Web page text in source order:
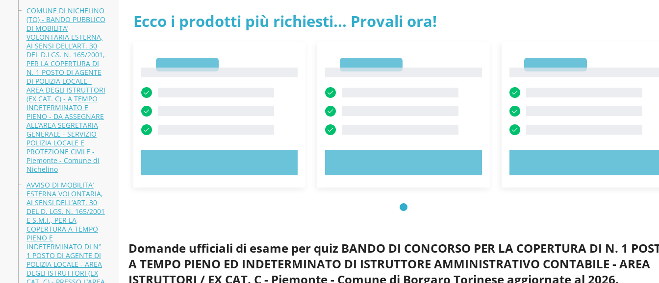
COMUNE DI NICHELINO
(TO) - BANDO PUBBLICO
DI MOBILITA’
VOLONTARIA ESTERNA,
AI SENSI DELL’ART. 30
DEL D.LGS. N. 165/2001,
PER LA COPERTURA DI
N. 1 POSTO DI AGENTE
DI POLIZIA LOCALE -
AREA DEGLI ISTRUTTORI
(EX CAT. C) - A TEMPO
INDETERMINATO E
PIENO - DA ASSEGNARE
ALL’AREA SEGRETARIA
GENERALE - SERVIZIO
POLIZIA LOCALE E
PROTEZIONE CIVILE -
Piemonte - Comune di
Nichelino
AVVISO DI MOBILITA’
ESTERNA VOLONTARIA,
AI SENSI DELL’ART. 30
DEL D. LGS. N. 165/2001
E S.M.I., PER LA
COPERTURA A TEMPO
PIENO E
INDETERMINATO DI N°
1 POSTO DI AGENTE DI
POLIZIA LOCALE - AREA
DEGLI ISTRUTTORI (EX
Ecco i prodotti più richiesti... Provali ora!
Domande ufficiali di esame per quiz BANDO DI CONCORSO PER LA COPERTURA DI N. 1
A TEMPO PIENO ED INDETERMINATO DI ISTRUTTORE AMMINISTRATIVO CONTABILE - AREA
ISTRUTTORI / EX CAT. C - Piemonte - Comune di Borgaro Torinese aggiornate al 2026.